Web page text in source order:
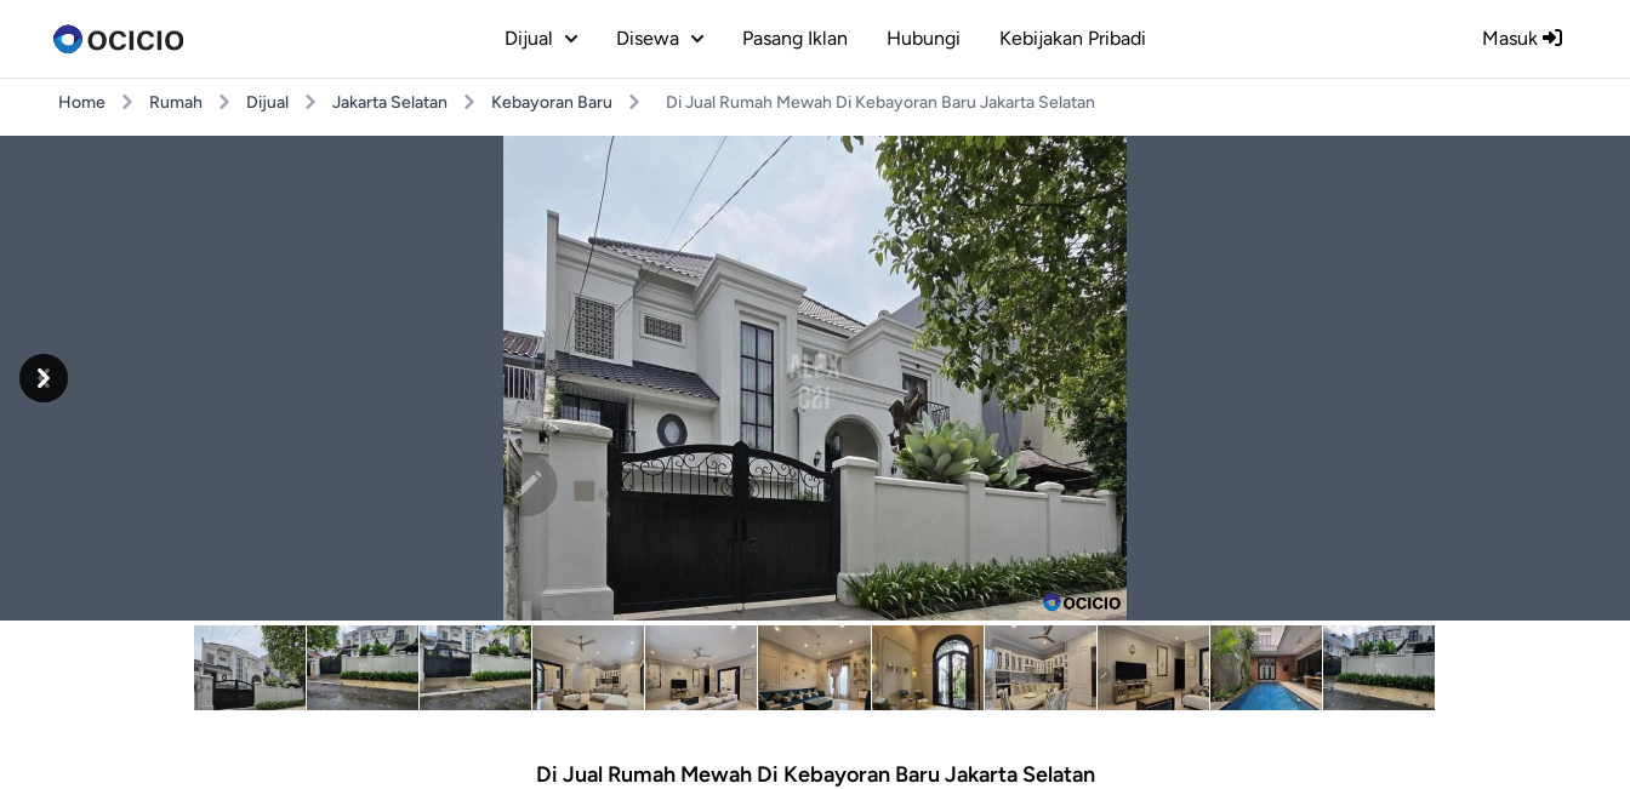
Masuk
Dijual Disewa Pasang Iklan Hubungi Kebijakan Pribadi
Home Rumah Dijual Jakarta Selatan Kebayoran Baru Di Jual Rumah Mewah Di Kebayoran Baru Jakarta Selatan
Previous
Next
Di Jual Rumah Mewah Di Kebayoran Baru Jakarta Selatan